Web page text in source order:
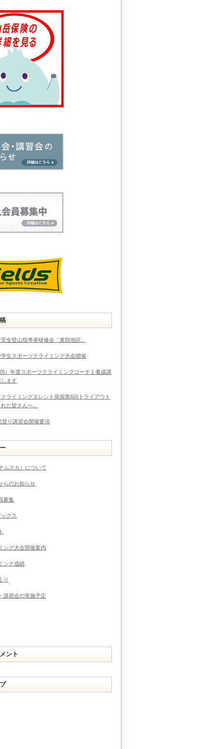
全登山指導者研修会「東部地区」
生スポーツクライミング大会開催
）年度スポーツクライミングコーチ１養成講
ます
ライミングタレント発掘第6回トライアウト
た皆さんへ」
登り講習会開催要項
ムスカ）について
らのお知らせ
募集
クス
ング大会開催案内
ング成績
り
講習会の実施予定
ント